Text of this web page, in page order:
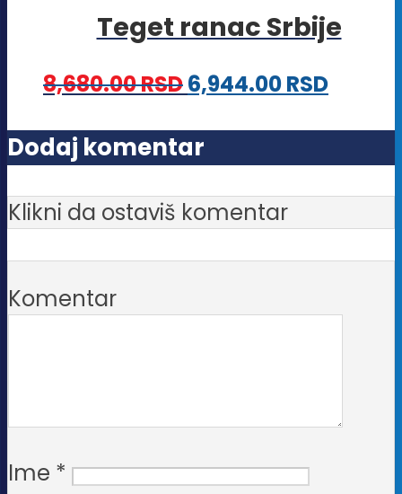
stranici
proizvoda.
varijanti.
mogu
biti
izabrane
na
stranici
proizvoda.
Teget ranac Srbije
8,680.00RSD6,944.00RSD
Dodaj komentar
Klikni da ostaviš komentar
Komentar
Ime *